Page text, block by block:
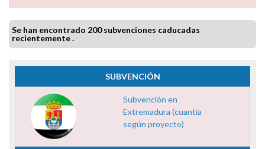
Se han encontrado 200 subvenciones caducadas
recientemente .
SUBVENCIÓN
Subvención en
Extremadura (cuantía
según proyecto)